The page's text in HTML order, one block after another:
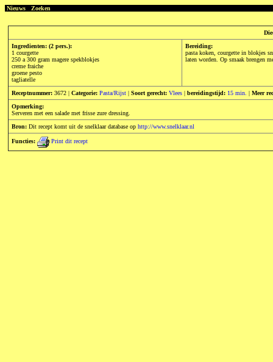
Nieuws Zoeken
Ingredienten: (2 pers.):
1 courgette
250 a 300 gram magere spekblokjes
creme fraiche
groene pesto
tagliatelle
Bereiding:
pasta koken, courgette in blokjes
laten worden. Op smaak brengen
Receptnummer: 3672 | Categorie: Pasta/Rijst | Soort gerecht: Vlees | bereidingstijd: 15 min. | Meer
Opmerking:
Serveren met een salade met frisse zure dressing.
Bron: Dit recept komt uit de snelklaar database op http://www.snelklaar.nl
Functies: Print dit recept